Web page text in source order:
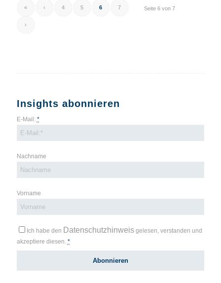
Seite 6 von 7
« ‹ 4 5 6 7
›
Insights abonnieren
E-Mail: *
Nachname
Vorname
Ich habe den Datenschutzhinweisgelesen, verstanden und
akzeptiere diesen. *